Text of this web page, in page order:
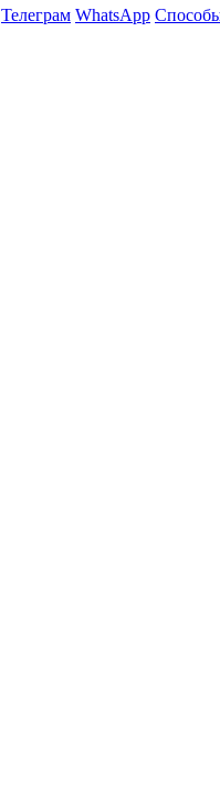
Телеграм WhatsApp